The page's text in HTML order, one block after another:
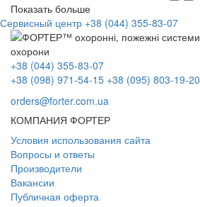
Показать больше
Сервисный центр +38 (044) 355-83-07
+38 (044) 355-83-07
+38 (098) 971-54-15 +38 (095) 803-19-20
orders@forter.com.ua
КОМПАНИЯ ФОРТЕР
Условия использования сайта
Вопросы и ответы
Производители
Вакансии
Публичная оферта